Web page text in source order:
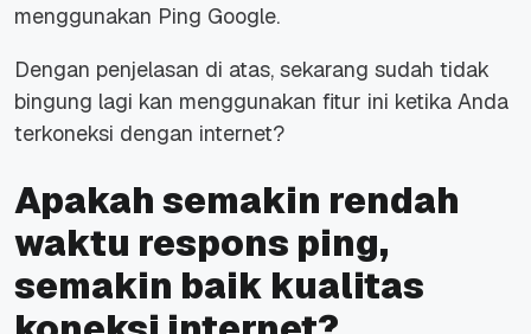
menggunakan Ping Google.
Dengan penjelasan di atas, sekarang sudah tidak
bingung lagi kan menggunakan fitur ini ketika Anda
terkoneksi dengan internet?
Apakah semakin rendah
waktu respons ping,
semakin baik kualitas